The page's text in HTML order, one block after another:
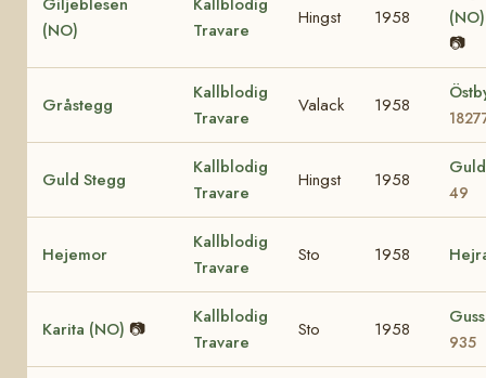
(NO)
Travare
Hingst 1958
📷
Gråstegg
Kallblodig
Travare
Valack 1958
Guld Stegg
Kallblodig
Travare
Hingst 1958
49
Hejemor
Kallblodig
Travare
Sto 1958
Karita (NO) 📷
Kallblodig
Travare
Sto 1958
935